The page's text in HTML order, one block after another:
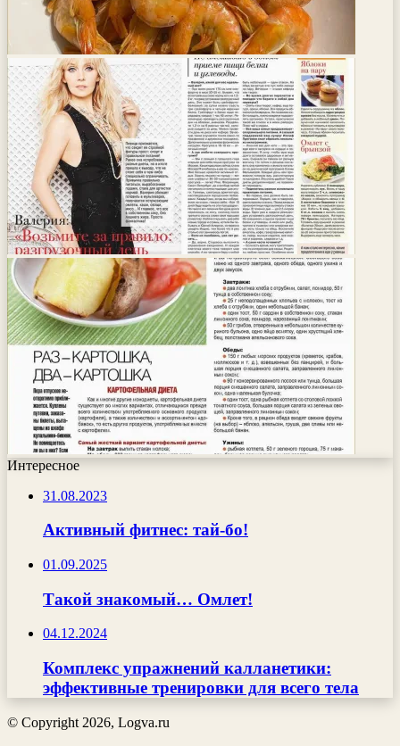
Интересное
31.08.2023
Активный фитнес: тай-бо!
01.09.2025
Такой знакомый… Омлет!
04.12.2024
Комплекс упражнений калланетики:
эффективные тренировки для всего тела
© Copyright 2026, Logva.ru